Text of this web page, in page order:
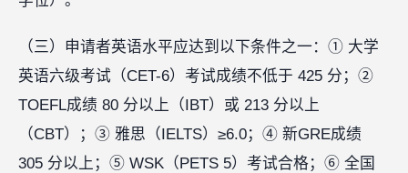
（三）申请者英语水平应达到以下条件之一：① 大学
英语六级考试（CET-6）考试成绩不低于 425 分；②
TOEFL成绩 80 分以上（IBT）或 213 分以上
（CBT）；③ 雅思（IELTS）≥6.0；④ 新GRE成绩
305 分以上；⑤ WSK（PETS 5）考试合格；⑥ 全国